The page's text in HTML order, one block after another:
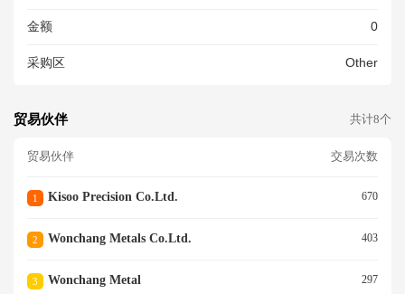
ART OF PIVOT ITEM NO - FG
F END SHAFT ITEM NO - ES-
NO - FG-25008-0401 . FORGI
T LH ITEM NO - FG-25008-05
. .<br/>
金额 0
采购区 Other
贸易伙伴 共计8个
贸易伙伴 交易次数
1 Kisoo Precision Co.ltd. 670
2 Wonchang Metals Co.ltd. 403
3 Wonchang Metal 297